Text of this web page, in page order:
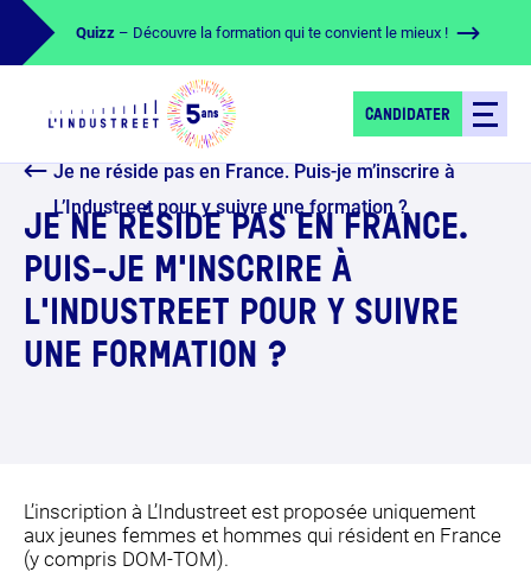
Quizz – Découvre la formation qui te convient le mieux !
CANDIDATER
Je ne réside pas en France. Puis-je m’inscrire à
L’Industreet pour y suivre une formation ?
JE NE RÉSIDE PAS EN FRANCE.
PUIS-JE M'INSCRIRE À
L'INDUSTREET POUR Y SUIVRE
UNE FORMATION ?
L’inscription à L’Industreet est proposée uniquement
aux jeunes femmes et hommes qui résident en France
(y compris DOM-TOM).